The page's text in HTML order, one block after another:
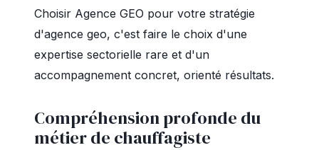
Choisir Agence GEO pour votre stratégie
d'agence geo, c'est faire le choix d'une
expertise sectorielle rare et d'un
accompagnement concret, orienté résultats.
Compréhension profonde du
métier de chauffagiste